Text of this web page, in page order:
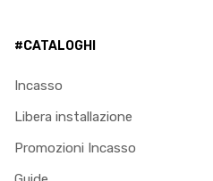
#CATALOGHI
Incasso
Libera installazione
Promozioni Incasso